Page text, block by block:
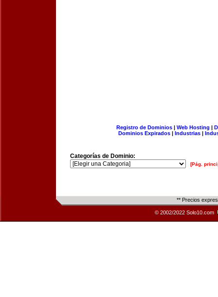
Registro de Dominios| Web Hosting |
Dominios Expirados | Industrias |
Categorías de Dominio:
[Pág.
** Precios
© 2002/2022 Solo10.com